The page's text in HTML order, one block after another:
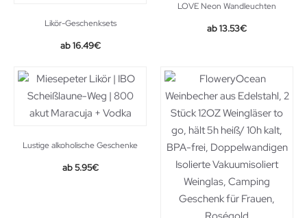
Likör-Geschenksets
16.49€
LOVE Neon Wandleuchten
13.53€
Lustige alkoholische Geschenke
5.95€